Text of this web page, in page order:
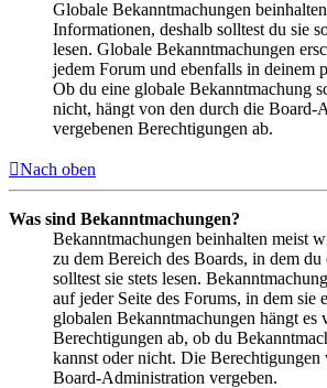
Globale Bekanntmachungen
Informationen, deshalb solltest du sie
lesen. Globale Bekanntmachungen
jedem Forum und ebenfalls in deinem
Ob du eine globale Bekanntmachung
nicht, hängt von den durch die Board-
vergebenen Berechtigungen ab.
Nach oben
Was sind Bekanntmachungen?
Bekanntmachungen beinhalten meist
zu dem Bereich des Boards, in dem
solltest sie stets lesen.
auf jeder Seite des Forums, in dem sie
globalen Bekanntmachungen hängt es
Berechtigungen ab, ob du
kannst oder nicht. Die Berechtigungen
Board-Administration vergeben.